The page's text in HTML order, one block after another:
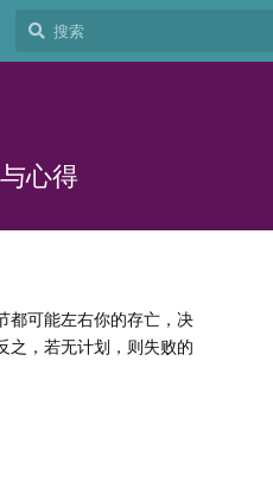
心得
都可能左右你的存亡，决
之，若无计划，则失败的